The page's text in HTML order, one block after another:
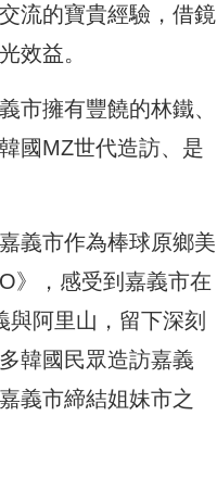
流的寶貴經驗，借鏡
效益。
市擁有豐饒的林鐵、
國MZ世代造訪、是
義市作為棒球原鄉美
》，感受到嘉義市在
阿里山，留下深刻
韓國民眾造訪嘉義
義市締結姐妹市之